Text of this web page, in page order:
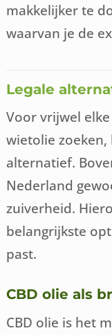
makkelijker te
waarvan je de
Legale
Voor vrijwel
wietolie zoeken,
alternatief.
Nederland
zuiverheid.
belangrijkste
past.
CBD olie als
CBD olie is het